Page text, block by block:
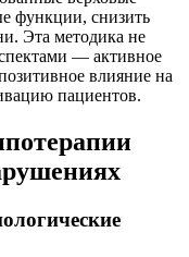
функции, снизить
Эта методика не
— активное
влияние на
пациентов.